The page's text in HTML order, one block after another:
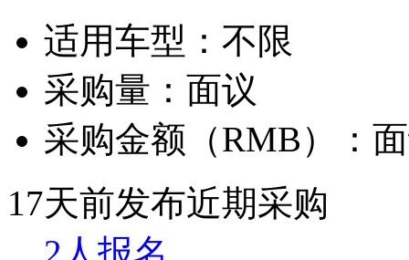
适用车型： 不限
采购量： 面议
采购金额（RMB）：
17天前发布近期采购
2人报名